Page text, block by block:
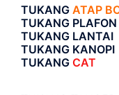
TUKANG ATAP
TUKANG PLAFON
TUKANG LANTAI
TUKANG KANOPI
TUKANG CAT